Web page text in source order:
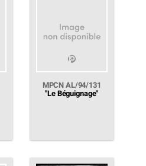
MPCN AL/94/131
"Le Béguignage"